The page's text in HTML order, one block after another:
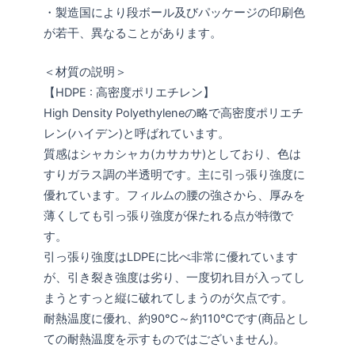
・製造国により段ボール及びパッケージの印刷色
が若干、異なることがあります。
＜材質の説明＞
【HDPE : 高密度ポリエチレン】
High Density Polyethyleneの略で高密度ポリエチ
レン(ハイデン)と呼ばれています。
質感はシャカシャカ(カサカサ)としており、色は
すりガラス調の半透明です。主に引っ張り強度に
優れています。フィルムの腰の強さから、厚みを
薄くしても引っ張り強度が保たれる点が特徴で
す。
引っ張り強度はLDPEに比べ非常に優れています
が、引き裂き強度は劣り、一度切れ目が入ってし
まうとすっと縦に破れてしまうのが欠点です。
耐熱温度に優れ、約90℃～約110℃です(商品とし
ての耐熱温度を示すものではございません)。